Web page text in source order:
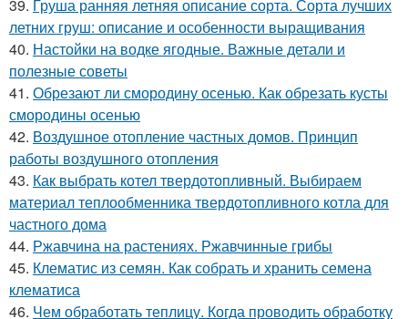
39. Груша ранняя летняя описание сорта. Сорта лучших
летних груш: описание и особенности выращивания
40. Настойки на водке ягодные. Важные детали и
полезные советы
41. Обрезают ли смородину осенью. Как обрезать кусты
смородины осенью
42. Воздушное отопление частных домов. Принцип
работы воздушного отопления
43. Как выбрать котел твердотопливный. Выбираем
материал теплообменника твердотопливного котла для
частного дома
44. Ржавчина на растениях. Ржавчинные грибы
45. Клематис из семян. Как собрать и хранить семена
клематиса
46. Чем обработать теплицу. Когда проводить обработку